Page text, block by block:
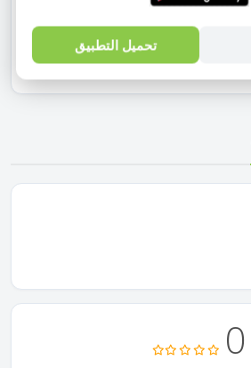
مع جودة تصنيع مصرية موثوقة تلبي
والتغليف بشكل اقتصادي وفعال.
0
تحميل التطبيق